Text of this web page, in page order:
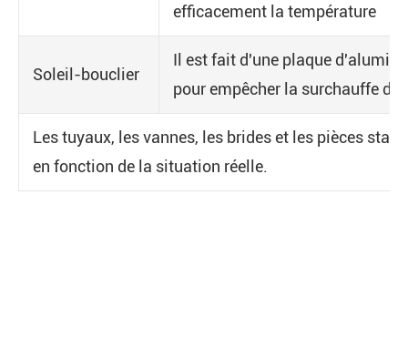
efficacement la température
Soleil-bouclier
Il est fait d'une plaque
pour empêcher la surchauffe du
Les tuyaux, les vannes, les brides et les pièces
en fonction de la situation réelle.